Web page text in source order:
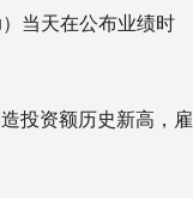
当天在公布业绩时
投资额历史新高，雇